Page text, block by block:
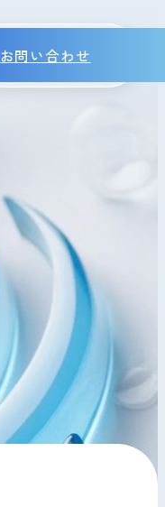
お問い合わせ